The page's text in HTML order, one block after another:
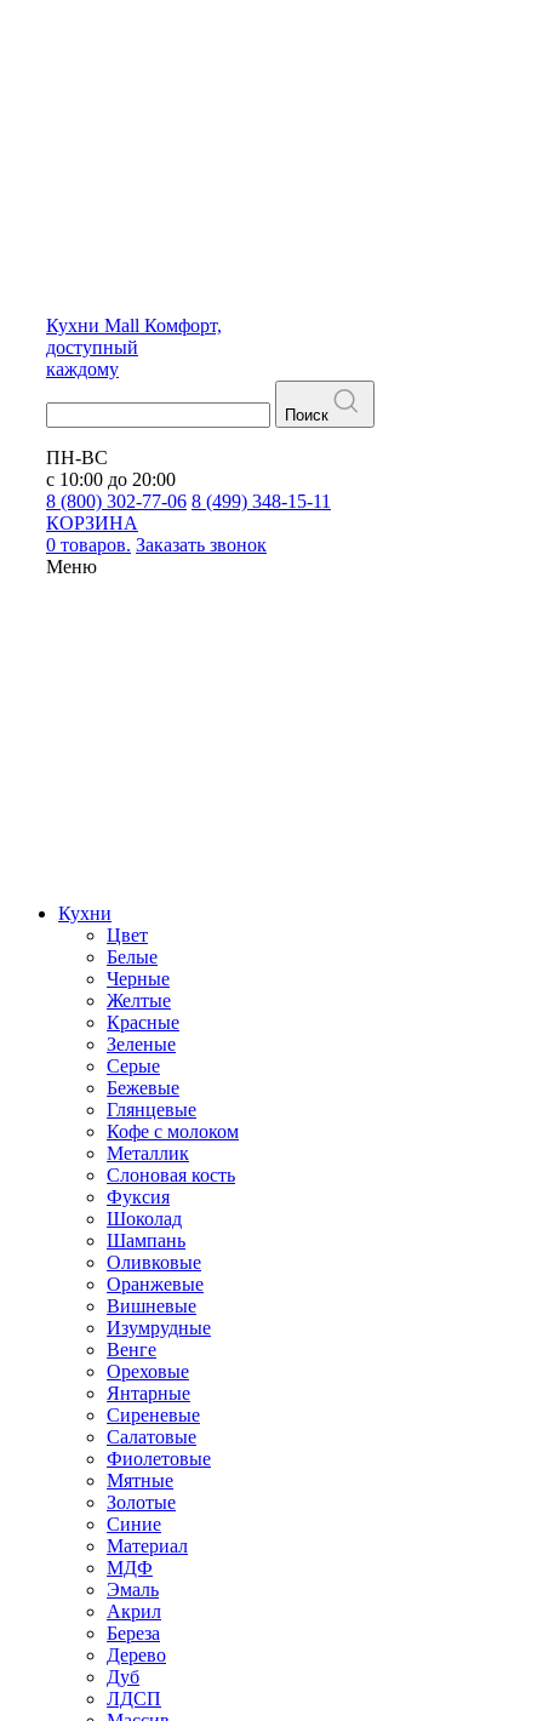
Кухни Mall Комфорт,
доступный
каждому
Поиск
ПН-ВС
с 10:00 до 20:00
8 (800) 302-77-06 8 (499) 348-15-11
КОРЗИНА
0 товаров. Заказать звонок
Меню
Кухни
Цвет
Белые
Черные
Желтые
Красные
Зеленые
Серые
Бежевые
Глянцевые
Кофе с молоком
Металлик
Слоновая кость
Фуксия
Шоколад
Шампань
Оливковые
Оранжевые
Вишневые
Изумрудные
Венге
Ореховые
Янтарные
Сиреневые
Салатовые
Фиолетовые
Мятные
Золотые
Синие
Материал
МДФ
Эмаль
Акрил
Береза
Дерево
Дуб
ЛДСП